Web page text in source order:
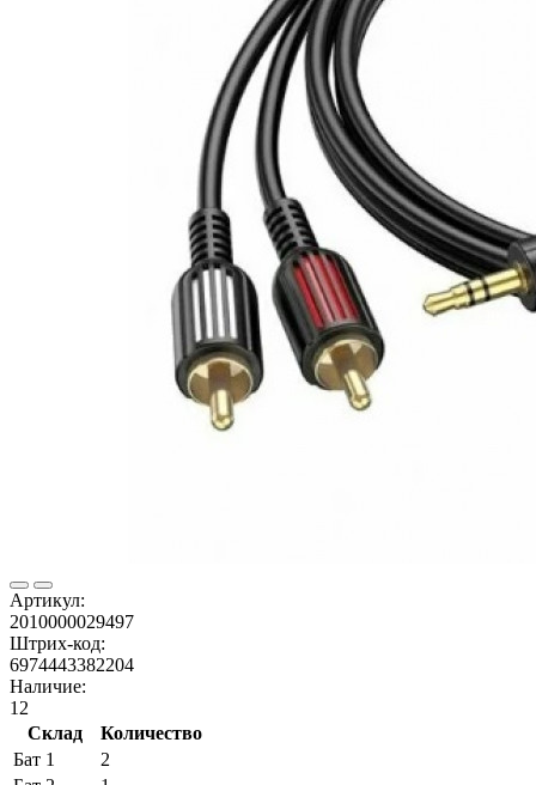
Артикул:
2010000029497
Штрих-код:
6974443382204
Наличие:
12
Склад
Количество
Бат 1
2